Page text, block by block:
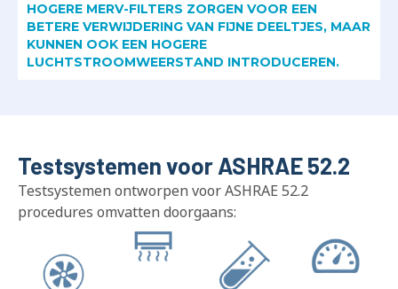
HOGERE MERV-FILTERS ZORGEN VOOR EEN
BETERE VERWIJDERING VAN FIJNE DEELTJES, MAAR
KUNNEN OOK EEN HOGERE
LUCHTSTROOMWEERSTAND INTRODUCEREN.
Testsystemen voor ASHRAE 52.2
Testsystemen ontworpen voor ASHRAE 52.2
procedures omvatten doorgaans: